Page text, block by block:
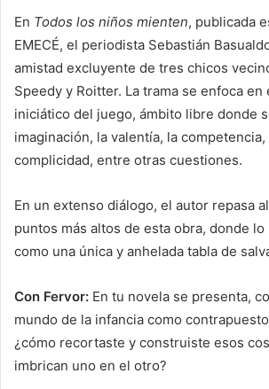
En Todos los niños mienten, publicada
EMECÉ, el periodista Sebastián
amistad excluyente de tres chicos
Speedy y Roitter. La trama se enfoca en
iniciático del juego, ámbito libre donde
imaginación, la valentía, la
complicidad, entre otras cuestiones.
En un extenso diálogo, el autor repasa
puntos más altos de esta obra, donde
como una única y anhelada tabla de
Con Fervor: En tu novela se presenta,
mundo de la infancia como
¿cómo recortaste y construiste esos
imbrican uno en el otro?